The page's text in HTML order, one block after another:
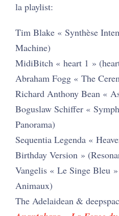
la playlist:
Tim Blake « Synthèse
Machine)
MidiBitch « heart 1 »
Abraham Fogg « The
Richard Anthony Bean «
Boguslaw Schiffer «
Panorama)
Sequentia Legenda «
Birthday Version »
Vangelis « Le Singe Bleu
Animaux)
The Adelaidean &